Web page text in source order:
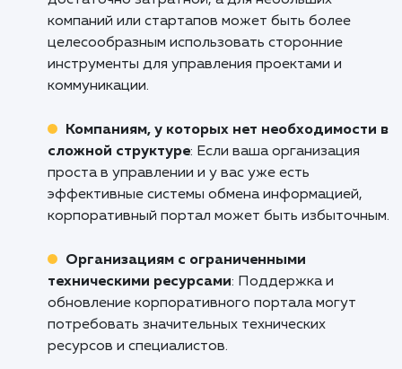
Если ваш персонал работает в разных
или даже в разных странах, корпоративный
портал может стать местом, где сотрудники
могут обмениваться информацией, вести
проектами.
Университетам и большим
образовательным учреждениям
Корпоративные порталы могут обеспечить
централизованный доступ к академическим
ресурсам и учебным материалам для
и персонала.
Кому не подходит данный